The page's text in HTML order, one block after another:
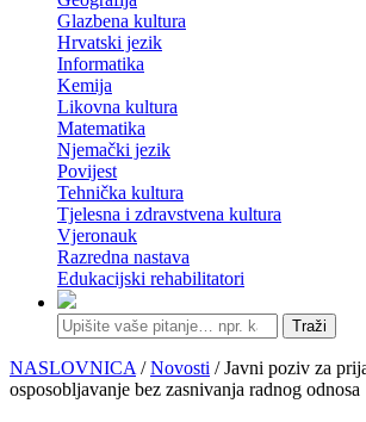
Glazbena kultura
Hrvatski jezik
Informatika
Kemija
Likovna kultura
Matematika
Njemački jezik
Povijest
Tehnička kultura
Tjelesna i zdravstvena kultura
Vjeronauk
Razredna nastava
Edukacijski rehabilitatori
Traži
NASLOVNICA /Novosti / Javni poziv za
osposobljavanje bez zasnivanja radnog odnosa